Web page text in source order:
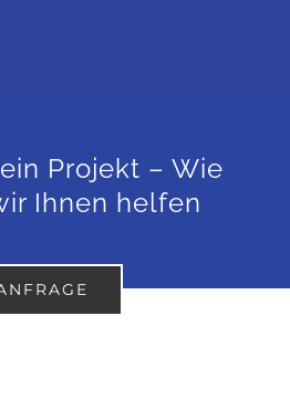
Projekt – Wie
Ihnen helfen